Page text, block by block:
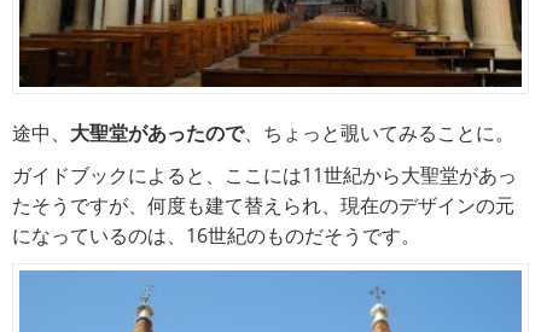
途中、 大聖堂があったので、ちょっと覗いてみることに。
ガイドブックによると、ここには11世紀から大聖堂があっ
たそうですが、何度も建て替えられ、現在のデザインの元
になっているのは、16世紀のものだそうです。